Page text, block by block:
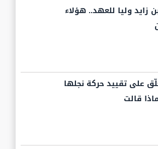
وليا للعهد.. هؤلاء
على تقييد حركة نجلها
قالت